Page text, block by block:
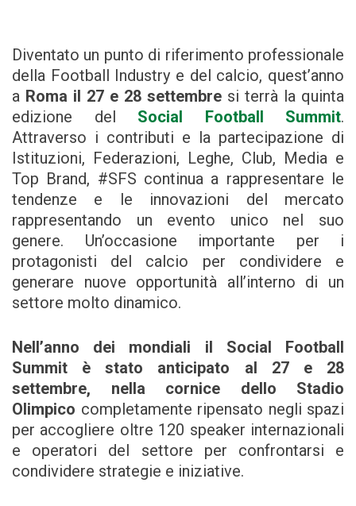
Diventato un punto di riferimento professionale
della Football Industry e del calcio, quest’anno
a Roma il 27 e 28 settembre si terrà la quinta
edizione del Social Football Summit.
Attraverso i contributi e la partecipazione di
Istituzioni, Federazioni, Leghe, Club, Media e
Top Brand, #SFS continua a rappresentare le
tendenze e le innovazioni del mercato
rappresentando un evento unico nel suo
genere. Un’occasione importante per i
protagonisti del calcio per condividere e
generare nuove opportunità all’interno di un
settore molto dinamico.
Nell’anno dei mondiali il Social Football
Summit è stato anticipato al 27 e 28
settembre, nella cornice dello Stadio
Olimpico completamente ripensato negli spazi
per accogliere oltre 120 speaker internazionali
e operatori del settore per confrontarsi e
condividere strategie e iniziative.